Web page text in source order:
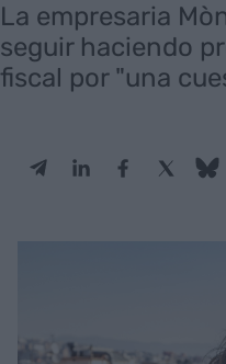
La empresaria
seguir haciendo
fiscal por "una